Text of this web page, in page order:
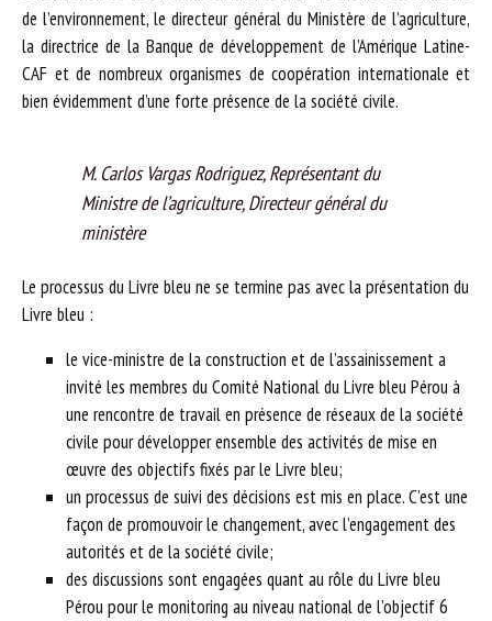
de l’environnement, le directeur général du Ministère de l’agriculture,
la directrice de la Banque de développement de l’Amérique Latine-
CAF et de nombreux organismes de coopération internationale et
bien évidemment d’une forte présence de la société civile.
M. Carlos Vargas Rodriguez, Représentant du
Ministre de l’agriculture, Directeur général du
ministère
Le processus du Livre bleu ne se termine pas avec la présentation du
Livre bleu :
le vice-ministre de la construction et de l’assainissement a
invité les membres du Comité National du Livre bleu Pérou à
une rencontre de travail en présence de réseaux de la société
civile pour développer ensemble des activités de mise en
œuvre des objectifs fixés par le Livre bleu;
un processus de suivi des décisions est mis en place. C’est une
façon de promouvoir le changement, avec l’engagement des
autorités et de la société civile;
des discussions sont engagées quant au rôle du Livre bleu
Pérou pour le monitoring au niveau national de l’objectif 6